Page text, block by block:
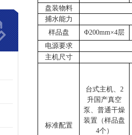
盘装物料
捕水能力
样品盘
Φ200mm×4层
电源要求
主机尺寸
标准配置
台式主机、 2
升国产真空
泵、普通干燥
装置（样品盘
4个）